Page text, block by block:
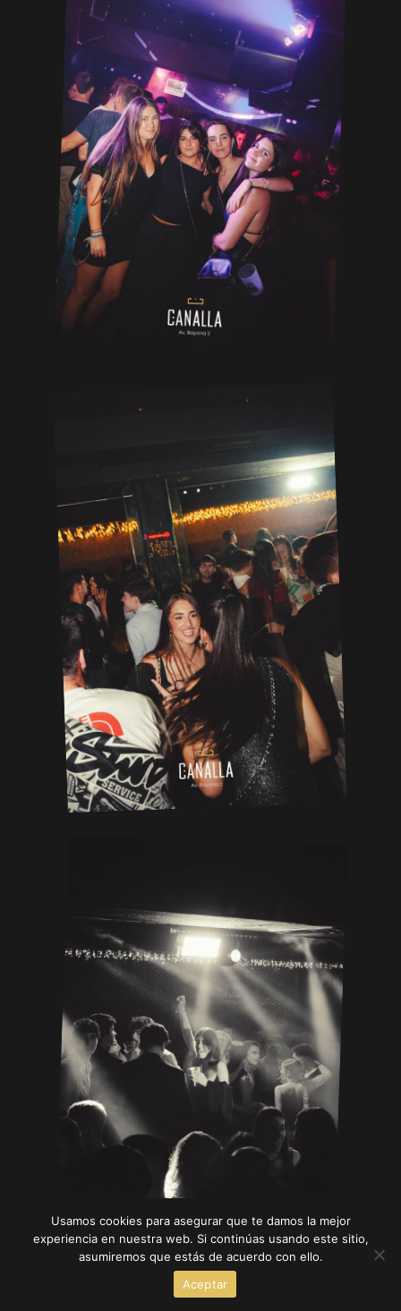
Usamos cookies para asegurar que te damos la mejor
experiencia en nuestra web. Si continúas usando este sitio,
asumiremos que estás de acuerdo con ello.
Aceptar